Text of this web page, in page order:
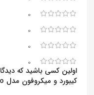
0
0
0
0
اولین کسی باشید که
کیبورد و میکروفون مدل G60S Pro”